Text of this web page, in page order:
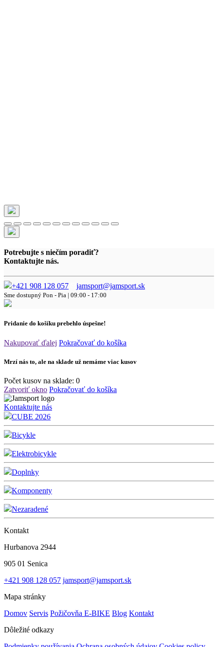
Potrebujte s niečím poradiť?
Kontaktujte nás.
+421 908 128 057 jamsport@jamsport.sk
Sme dostupný Pon - Pia | 09:00 - 17:00
Pridanie do košíku prebehlo úspešne!
Nakupovať ďalej Pokračovať do košíka
Mrzí nás to, ale na sklade už nemáme viac kusov
Počet kusov na sklade: 0
Zatvoriť okno Pokračovať do košíka
Kontaktujte nás
CUBE 2026
Bicykle
Elektrobicykle
Doplnky
Komponenty
Nezaradené
Kontakt
Hurbanova 2944
905 01 Senica
+421 908 128 057 jamsport@jamsport.sk
Mapa stránky
Domov Servis Požičovňa E-BIKE Blog Kontakt
Dôležité odkazy